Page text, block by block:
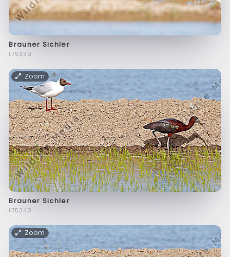
Brauner Sichler
f75339
Zoom
Brauner Sichler
f75340
Zoom